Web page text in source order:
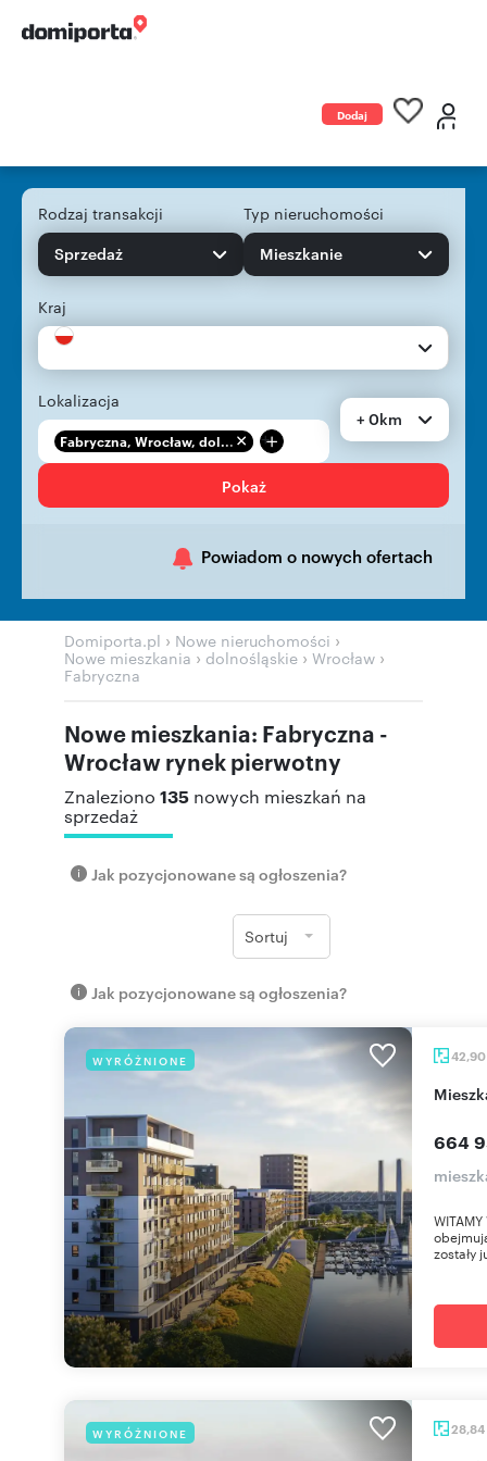
Dodaj
Rodzaj transakcji
Sprzedaż
Typ nieruchomości
Mieszkanie
Kraj
Lokalizacja
Fabryczna, Wrocław, dol... +
+ 0km
Pokaż
Powiadom o nowych ofertach
Domiporta.pl › Nowe nieruchomości ›
Nowe mieszkania › dolnośląskie › Wrocław ›
Fabryczna
Nowe mieszkania: Fabryczna -
Wrocław rynek pierwotny
Znaleziono 135 nowych mieszkań na
sprzedaż
Jak pozycjonowane są ogłoszenia?
Sortuj
Jak pozycjonowane są ogłoszenia?
WYRÓŻNIONE 42,90
664
zostały
WYRÓŻNIONE 28,84